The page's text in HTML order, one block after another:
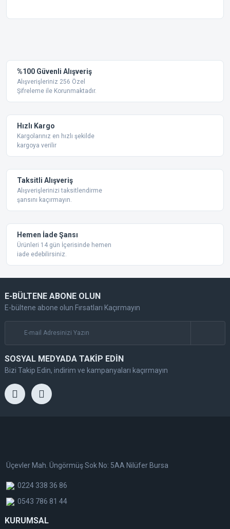
Ürün resmi kalitesiz, bozuk veya görüntülenemiyor.
Ürün açıklamasında eksik bilgiler bulunuyor.
Bu ürüne benzer farklı alternatifler olmalı.
%100 Güvenli Alışveriş
Alışverişleriniz 256 Özel
Şifreleme ile Korunmaktadır.
Hızlı Kargo
Kargolarınız en hızlı şekilde
kargoya verilir
Taksitli Alışveriş
Alışverişlerinizi taksitlendirme
şansını kaçırmayın.
Hemen İade Şansı
Ürünleri 14 gün İçerisinde hemen
iade edebilirsiniz.
E-BÜLTENE ABONE OLUN
E-bültene abone olun Fırsatları Kaçırmayın
SOSYAL MEDYADA TAKİP EDİN
Bizi Takip Edin, indirim ve kampanyaları kaçırmayın
Üçevler Mah. Üngörmüş Sok No: 5AA Nilüfer Bursa
0224 338 36 86
0543 786 81 44
KURUMSAL